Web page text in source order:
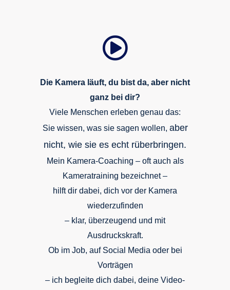
Die Kamera läuft, du bist da, aber nicht
ganz bei dir?
Viele Menschen erleben genau das:
Sie wissen, was sie sagen wollen, aber
nicht, wie sie es echt rüberbringen.
Mein Kamera-Coaching – oft auch als
Kameratraining bezeichnet –
hilft dir dabei, dich vor der Kamera
wiederzufinden
– klar, überzeugend und mit
Ausdruckskraft.
Ob im Job, auf Social Media oder bei
Vorträgen
– ich begleite dich dabei, deine Video-